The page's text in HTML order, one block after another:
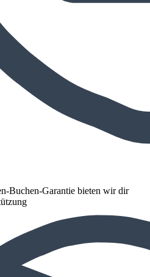
Buchen-Garantie bieten wir dir